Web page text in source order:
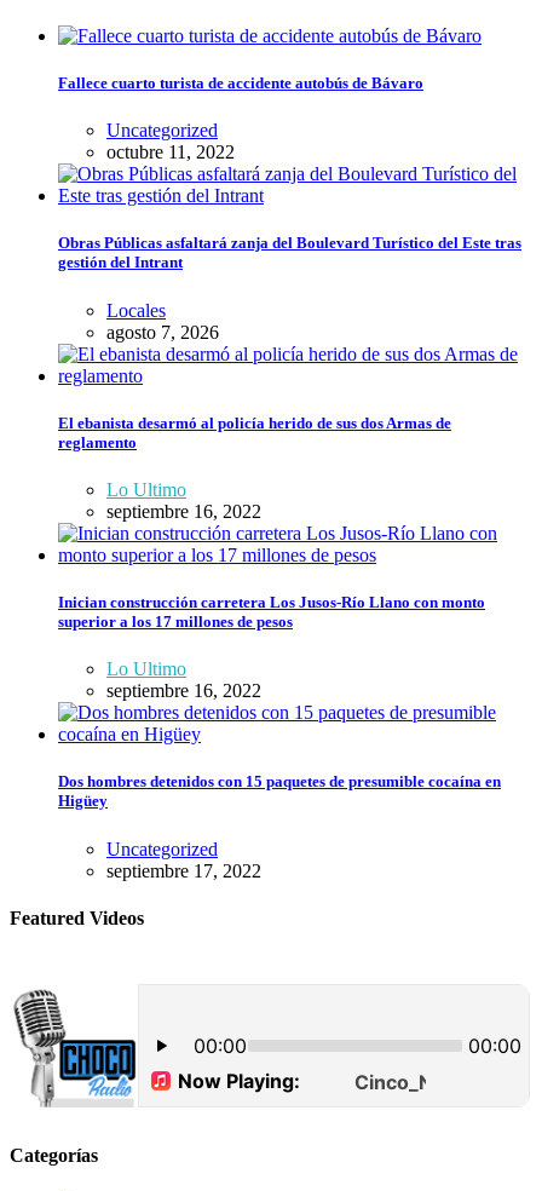
Fallece cuarto turista de accidente autobús de Bávaro
Uncategorized
octubre 11, 2022
Obras Públicas asfaltará zanja del Boulevard Turístico del Este tras
gestión del Intrant
Locales
agosto 7, 2026
El ebanista desarmó al policía herido de sus dos Armas de
reglamento
Lo Ultimo
septiembre 16, 2022
Inician construcción carretera Los Jusos-Río Llano con monto
superior a los 17 millones de pesos
Lo Ultimo
septiembre 16, 2022
Dos hombres detenidos con 15 paquetes de presumible cocaína en
Higüey
Uncategorized
septiembre 17, 2022
Featured Videos
Categorías